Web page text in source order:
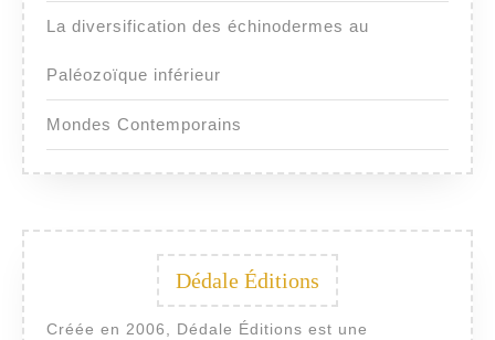
La diversification des échinodermes au
Paléozoïque inférieur
Mondes Contemporains
Dédale Éditions
Créée en 2006, Dédale Éditions est une